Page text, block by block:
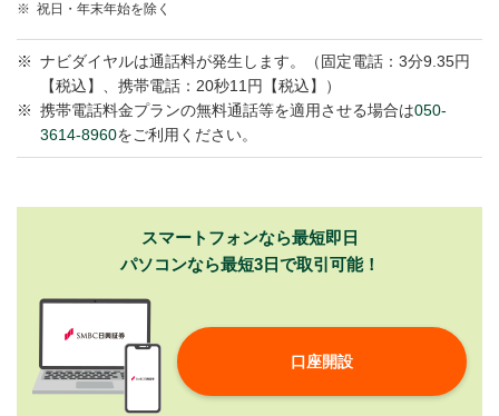
※ 祝日・年末年始を除く
※ ナビダイヤルは通話料が発生します。（固定電話：3分9.35円
【税込】、携帯電話：20秒11円【税込】）
※ 携帯電話料金プランの無料通話等を適用させる場合は050-
3614-8960をご利用ください。
スマートフォンなら最短即日
パソコンなら最短3日で取引可能！
口座開設